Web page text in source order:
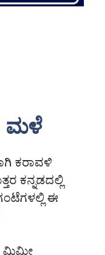
ಮಳೆ
ಕರಾವಳಿ
ಕನ್ನಡದಲ್ಲಿ
ಈ
ಮಿಮೀ